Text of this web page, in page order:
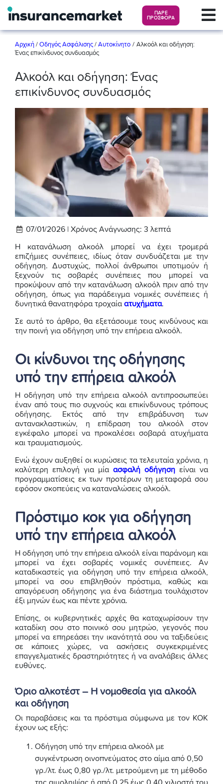
ΠΑΡΕ
ΠΡΟΣΦΟΡΑ
Αρχική / Οδηγός Ασφάλισης / Αυτοκίνητο / Αλκοόλ και οδήγηση:
Ένας επικίνδυνος συνδυασμός
Αλκοόλ και οδήγηση: Ένας
επικίνδυνος συνδυασμός
07/01/2026 | Χρόνος Ανάγνωσης: 3 λεπτά
Η κατανάλωση αλκοόλ μπορεί να έχει τρομερά
επιζήμιες συνέπειες, ιδίως όταν συνδυάζεται με την
οδήγηση. Δυστυχώς, πολλοί άνθρωποι υποτιμούν ή
ξεχνούν τις σοβαρές συνέπειες που μπορεί να
προκύψουν από την κατανάλωση αλκοόλ πριν από την
οδήγηση, όπως για παράδειγμα νομικές συνέπειες ή
δυνητικά θανατηφόρα τροχαία ατυχήματα.
Σε αυτό το άρθρο, θα εξετάσουμε τους κινδύνους και
την ποινή για οδήγηση υπό την επήρεια αλκοόλ.
Οι κίνδυνοι της οδήγησης
υπό την επήρεια αλκοόλ
Η οδήγηση υπό την επήρεια αλκοόλ αντιπροσωπεύει
έναν από τους πιο συχνούς και επικίνδυνους τρόπους
οδήγησης. Εκτός από την επιβράδυνση των
αντανακλαστικών, η επίδραση του αλκοόλ στον
εγκέφαλο μπορεί να προκαλέσει σοβαρά ατυχήματα
και τραυματισμούς.
Ενώ έχουν αυξηθεί οι κυρώσεις τα τελευταία χρόνια, η
καλύτερη επιλογή για μία ασφαλή οδήγηση είναι να
προγραμματίσεις εκ των προτέρων τη μεταφορά σου
εφόσον σκοπεύεις να καταναλώσεις αλκοόλ.
Πρόστιμο κοκ για οδήγηση
υπό την επήρεια αλκοόλ
Η οδήγηση υπό την επήρεια αλκοόλ είναι παράνομη και
μπορεί να έχει σοβαρές νομικές συνέπειες. Αν
καταδικαστείς για οδήγηση υπό την επήρεια αλκοόλ,
μπορεί να σου επιβληθούν πρόστιμα, καθώς και
απαγόρευση οδήγησης για ένα διάστημα τουλάχιστον
έξι μηνών έως και πέντε χρόνια.
Επίσης, οι κυβερνητικές αρχές θα καταχωρίσουν την
καταδίκη σου στο ποινικό σου μητρώο, γεγονός που
μπορεί να επηρεάσει την ικανότητά σου να ταξιδεύεις
σε κάποιες χώρες, να ασκήσεις συγκεκριμένες
επαγγελματικές δραστηριότητες ή να αναλάβεις άλλες
ευθύνες.
Όριο αλκοτέστ – Η νομοθεσία για αλκοόλ
και οδήγηση
Οι παραβάσεις και τα πρόστιμα σύμφωνα με τον ΚΟΚ
έχουν ως εξής:
Οδήγηση υπό την επήρεια αλκοόλ με
συγκέντρωση οινοπνεύματος στο αίμα από 0,50
γρ./λτ. έως 0,80 γρ./λτ. μετρούμενη με τη μέθοδο